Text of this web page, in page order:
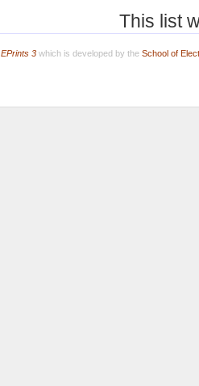
This list
EPrints 3which is developed by the School of